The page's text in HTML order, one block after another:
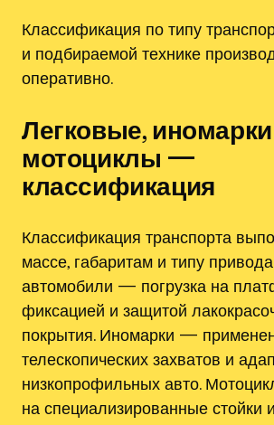
Классификация по типу
и подбираемой технике
оперативно.
Легковые,
мотоциклы —
классификация
Классификация транспорта
массе, габаритам и типу
автомобили — погрузка на
фиксацией и защитой
покрытия. Иномарки —
телескопических захватов и
низкопрофильных авто.
на специализированные стойки